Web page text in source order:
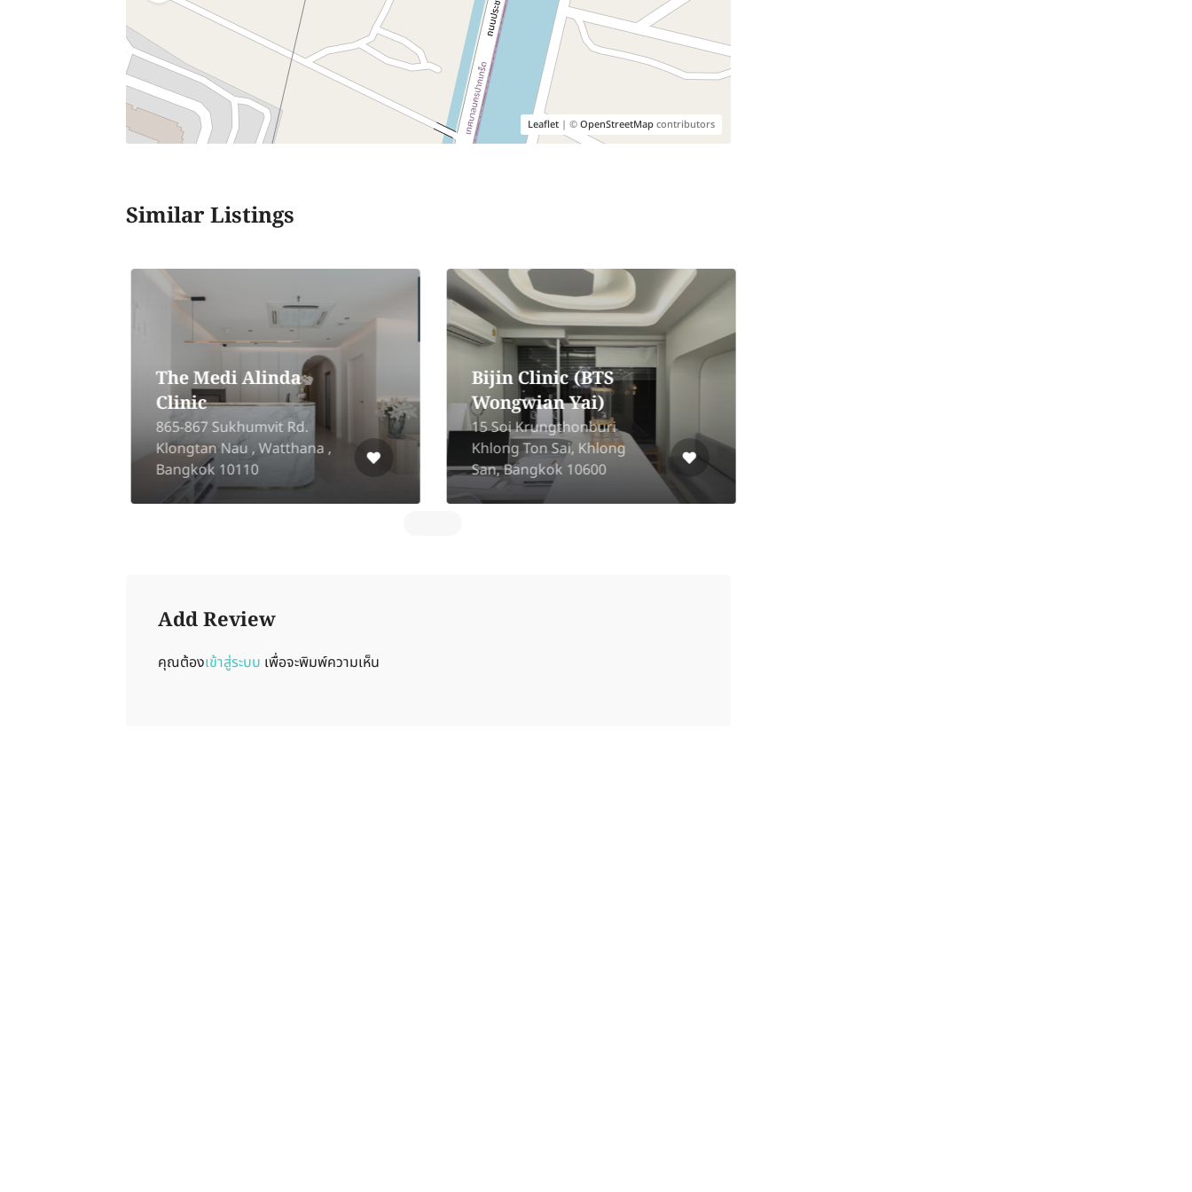
Leaflet| ©OpenStreetMapcontributors
Similar Listings
The Medi Alinda
Clinic
865-867 Sukhumvit Rd.
Klongtan Nau , Watthana ,
Bangkok 10110
Bijin Clinic (BTS
Wongwian Yai)
15 Soi Krungthonburi
Khlong Ton Sai, Khlong
San, Bangkok 10600
Add Review
คุณต้องเข้าสู่ระบบ เพื่อจะพิมพ์ความเห็น